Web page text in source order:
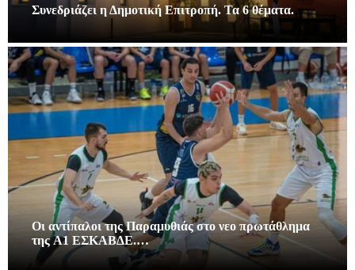
Συνεδριάζει η Δημοτική Επιτροπή. Τα 6 θέματα.
Οι αντίπαλοι της Παραμυθιάς στο νεο πρωτάθλημα
της A1 ΕΣΚΑΒΔΕ.…